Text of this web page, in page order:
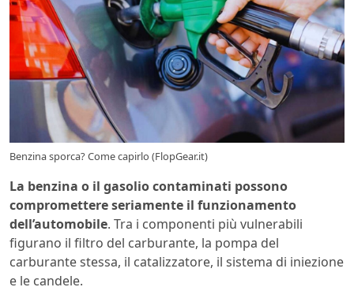
Benzina sporca? Come capirlo (FlopGear.it)
La benzina o il gasolio contaminati possono
compromettere seriamente il funzionamento
dell’automobile. Tra i componenti più vulnerabili
figurano il filtro del carburante, la pompa del
carburante stessa, il catalizzatore, il sistema di iniezione
e le candele.